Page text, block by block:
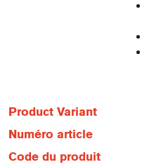
Product Variant
Numéro article
Code du produit